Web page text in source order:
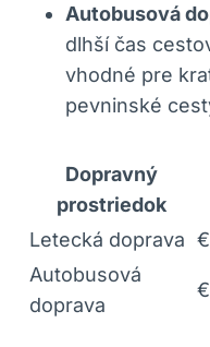
Autobusová
dlhší čas
vhodné pre
pevninské
Dopravný
prostriedok
Letecká doprava
Autobusová
doprava